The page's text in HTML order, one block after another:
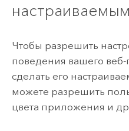
настраиваемым
Чтобы разрешить
поведения вашего
сделать его
можете разрешить
цвета приложения и